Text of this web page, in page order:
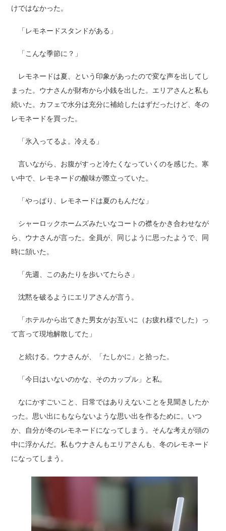
けではなかった。
「レモネードスタンドがある」
「こんな季節に？」
レモネードは夏、という印象があったので変な声を出してし
まった。ウナさんが財布から小銭を出した。エリアさんと私も
続いた。カフェで水分は充分に補給したはずだったけど、冬の
レモネードを買った。
「氷入ってるよ。冷える」
言いながら、お腹がすっと冷たくなっていくのを感じた。寒
い中で、レモネードの酸味が際立っていた。
「やっぱり、レモネードは夏のもんだな」
シャーロックホームズみたいなコートの襟をかき合わせなが
ら、ウナさんが言った。全員が、同じように思ったようで、同
時に頷いた。
「先週、このあたりを歩いてたらさ」
沈黙を破るようにエリアさんが言う。
「ホテルから出てきた男女がお互いに（お疲れ様でした）っ
て言って現地解散してた」
と続ける。ウナさんが、「たしかに」と拾った。
「今日はいないのかな、そのカップル」と私。
なにかすごいこと、日常ではありえないことを見聞きしたか
った。思い出にもならないような思い出を作るために。いつ
か、自分が冬のレモネードになってしまう。そんな考えが頭の
中に浮かんだ。私もウナさんもエリアさんも、冬のレモネード
になってしまう。